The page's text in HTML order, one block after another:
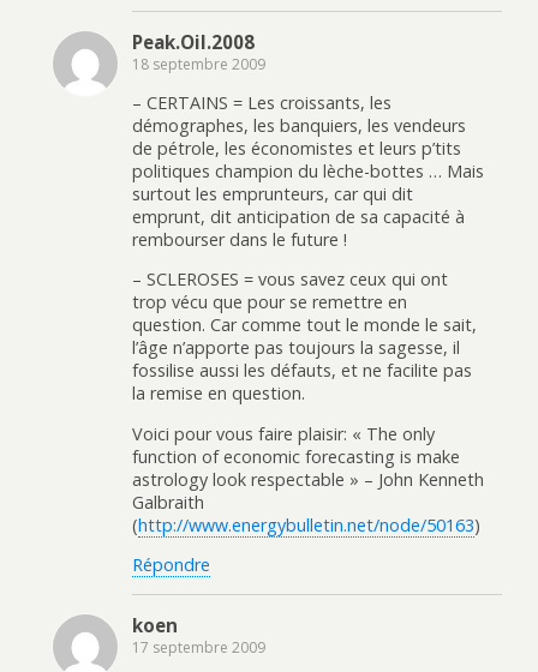
Peak.Oil.2008
18 septembre 2009
– CERTAINS = Les croissants, les
démographes, les banquiers, les vendeurs
de pétrole, les économistes et leurs p’tits
politiques champion du lèche-bottes … Mais
surtout les emprunteurs, car qui dit
emprunt, dit anticipation de sa capacité à
rembourser dans le future !
– SCLEROSES = vous savez ceux qui ont
trop vécu que pour se remettre en
question. Car comme tout le monde le sait,
l’âge n’apporte pas toujours la sagesse, il
fossilise aussi les défauts, et ne facilite pas
la remise en question.
Voici pour vous faire plaisir: « The only
function of economic forecasting is make
astrology look respectable » – John Kenneth
Galbraith
(http://www.energybulletin.net/node/50163)
Répondre
koen
17 septembre 2009